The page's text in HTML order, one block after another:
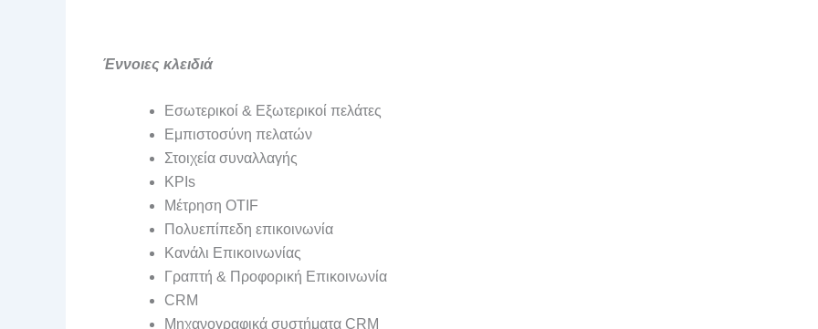
Έννοιες κλειδιά
Εσωτερικοί & Εξωτερικοί πελάτες
Εμπιστοσύνη πελατών
Στοιχεία συναλλαγής
KPIs
Μέτρηση OTIF
Πολυεπίπεδη επικοινωνία
Κανάλι Επικοινωνίας
Γραπτή & Προφορική Επικοινωνία
CRM
Μηχανογραφικά συστήματα CRM